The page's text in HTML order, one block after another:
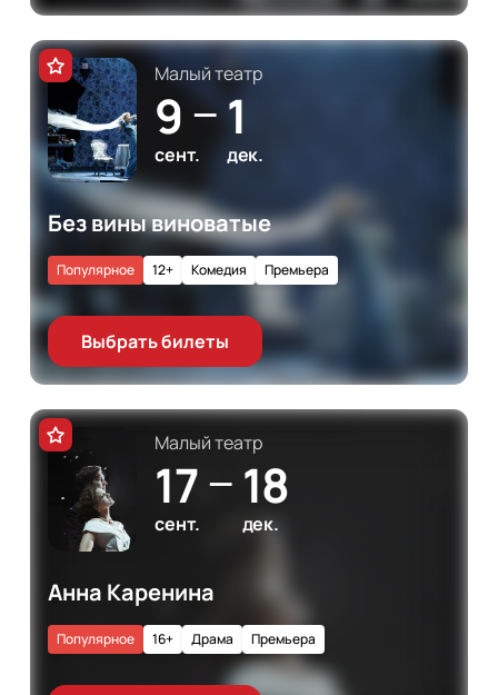
Малый театр
9
сент.
— 1
дек.
Без вины виноватые
12+ Комедия
Популярное Премьера
Выбрать билеты
Малый театр
17
сент.
— 18
дек.
Анна Каренина
16+ Драма
Популярное Премьера